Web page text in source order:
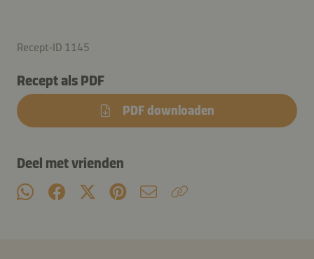
Recept-ID 1145
Recept als PDF
PDF downloaden
Deel met vrienden